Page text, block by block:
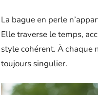
La bague en perle
Elle traverse le temps,
style cohérent. À chaque
toujours singulier.